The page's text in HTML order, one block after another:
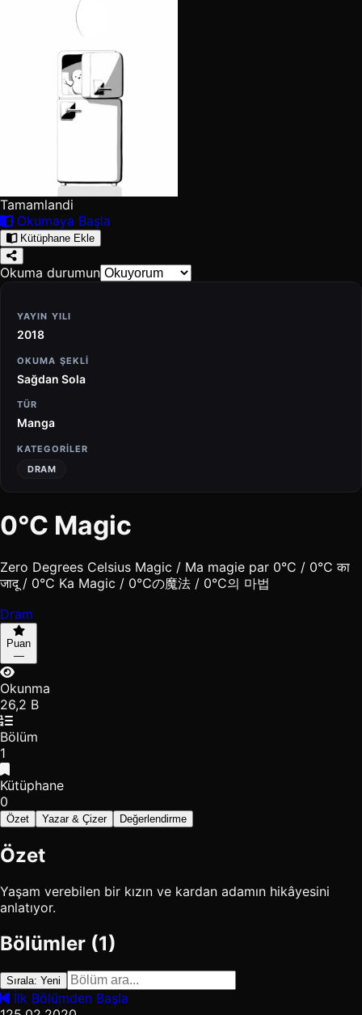
Tamamlandi
Okumaya Başla
Kütüphane Ekle
Okuma durumun
YAYIN YILI
2018
OKUMA ŞEKLI
Sağdan Sola
TÜR
Manga
KATEGORILER
DRAM
0°C Magic
Zero Degrees Celsius Magic / Ma magie par 0°C / 0°C का
जादू / 0°C Ka Magic / 0℃の魔法 / 0°C의 마법
Dram
Puan
—
Okunma
26,2 B
Bölüm
1
Kütüphane
0
Özet Yazar & Çizer Değerlendirme
Özet
Yaşam verebilen bir kızın ve kardan adamın hikâyesini
anlatıyor.
Bölümler (1)
Sırala: Yeni
İlk Bölümden Başla